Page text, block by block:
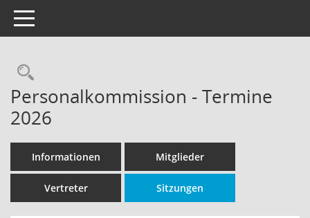
Toggle navigation
Rechercheauswahl
Personalkommission - Termine
2026
Informationen Mitglieder
Vertreter Sitzungen